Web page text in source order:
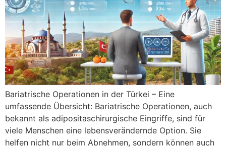
Bariatrische Operationen in der Türkei – Eine
umfassende Übersicht: Bariatrische Operationen, auch
bekannt als adipositaschirurgische Eingriffe, sind für
viele Menschen eine lebensverändernde Option. Sie
helfen nicht nur beim Abnehmen, sondern können auch